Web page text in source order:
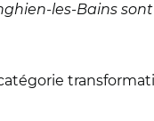
les-Bains